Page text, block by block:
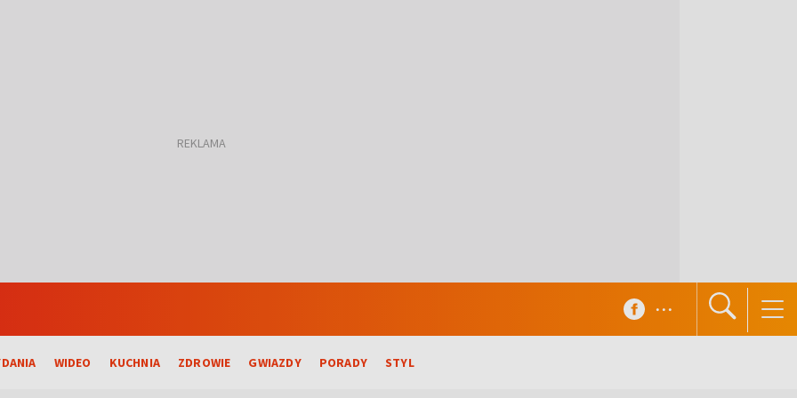
WIDEO KUCHNIA ZDROWIE GWIAZDY PORADY STYL
...